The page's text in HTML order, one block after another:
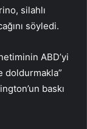
silahlı
söyledi.
ABD’yi
doldurmakla”
baskı